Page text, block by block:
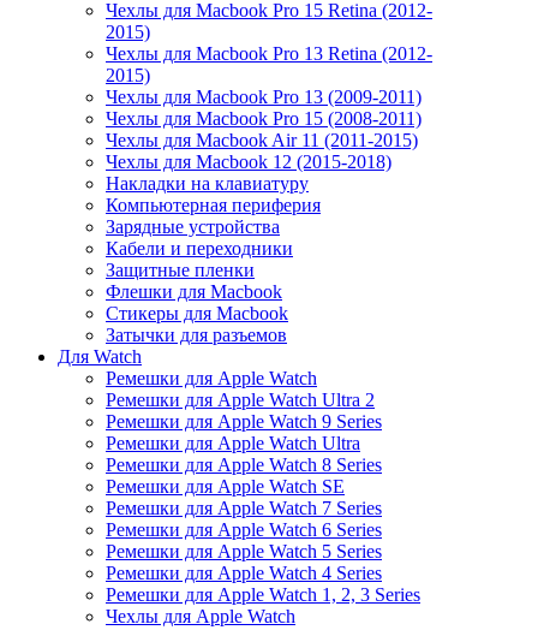
Чехлы для Macbook Pro 15 Retina (2012-
2015)
Чехлы для Macbook Pro 13 Retina (2012-
2015)
Чехлы для Macbook Pro 13 (2009-2011)
Чехлы для Macbook Pro 15 (2008-2011)
Чехлы для Macbook Air 11 (2011-2015)
Чехлы для Macbook 12 (2015-2018)
Накладки на клавиатуру
Компьютерная периферия
Зарядные устройства
Кабели и переходники
Защитные пленки
Флешки для Macbook
Стикеры для Macbook
Затычки для разъемов
Для Watch
Ремешки для Apple Watch
Ремешки для Apple Watch Ultra 2
Ремешки для Apple Watch 9 Series
Ремешки для Apple Watch Ultra
Ремешки для Apple Watch 8 Series
Ремешки для Apple Watch SE
Ремешки для Apple Watch 7 Series
Ремешки для Apple Watch 6 Series
Ремешки для Apple Watch 5 Series
Ремешки для Apple Watch 4 Series
Ремешки для Apple Watch 1, 2, 3 Series
Чехлы для Apple Watch